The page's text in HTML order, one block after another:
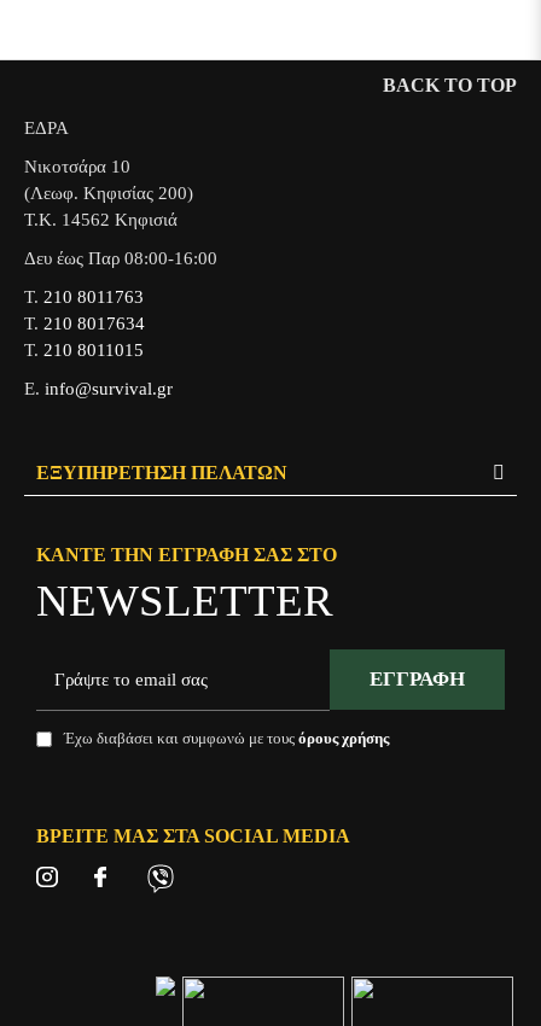
BACK TO TOP
ΕΔΡΑ
Νικοτσάρα 10
(Λεωφ. Κηφισίας 200)
Τ.Κ. 14562 Κηφισιά
Δευ έως Παρ 08:00-16:00
Τ. 210 8011763
Τ. 210 8017634
Τ. 210 8011015
Ε. info@survival.gr
ΕΞΥΠΗΡΈΤΗΣΗ ΠΕΛΑΤΏΝ
ΚΆΝΤΕ ΤΗΝ ΕΓΓΡΑΦΉ ΣΑΣ ΣΤΟ
NEWSLETTER
ΕΓΓΡΑΦΉ
Έχω διαβάσει και συμφωνώ με τους όρους χρήσης
ΒΡΕΊΤΕ ΜΑΣ ΣΤΑ SOCIAL MEDIA